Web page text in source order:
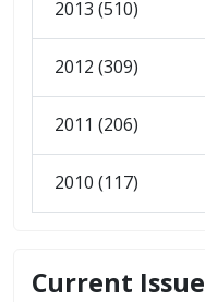
2013 (510)
2012 (309)
2011 (206)
2010 (117)
Current Issue